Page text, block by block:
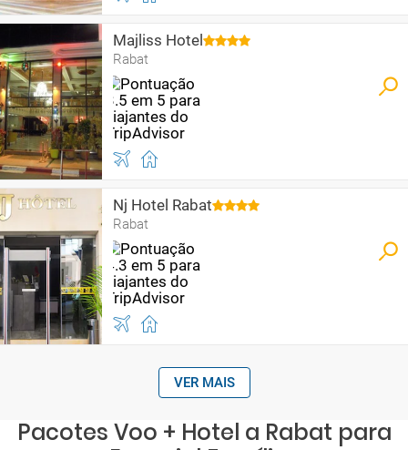
Majliss Hotel
Rabat
Nj Hotel Rabat
Rabat
VER MAIS
Pacotes Voo + Hotel a Rabat para